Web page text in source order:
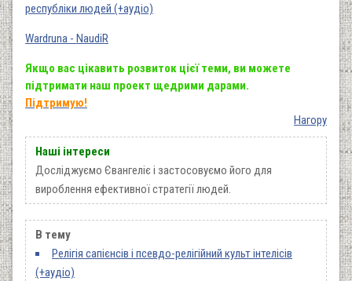
республіки людей (+аудіо)
Wardruna - NaudiR
Якщо вас цікавить розвиток цієї теми, ви можете
підтримати наш проект щедрими дарами.
Підтримую!
Нагору
Наші інтереси
Досліджуємо Євангеліє і застосовуємо його для
вироблення ефективної стратегії людей.
В тему
Релігія сапієнсів і псевдо-релігійний культ інтелісів
(+аудіо)